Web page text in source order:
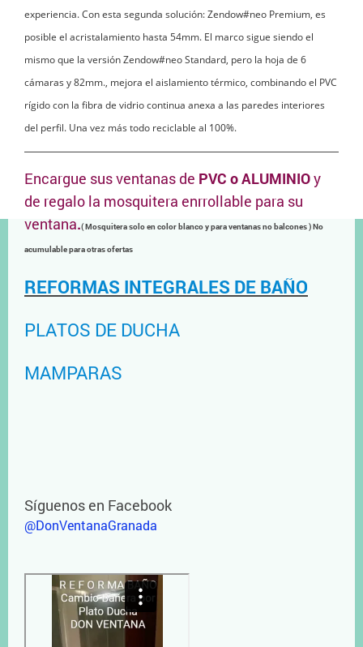
experiencia. Con esta segunda solución: Zendow#neo Premium, es
posible el acristalamiento hasta 54mm. El marco sigue siendo el
mismo que la versión Zendow#neo Standard, pero la hoja de 6
cámaras y 82mm., mejora el aislamiento térmico, combinando el PVC
rígido con la fibra de vidrio continua anexa a las paredes interiores
del perfil. Una vez más todo reciclable al 100%.
Encargue sus ventanas de PVC o ALUMINIOy
de regalo la mosquitera enrrollable para su
ventana.( Mosquitera solo en color blanco y para ventanas no balcones ) No
acumulable para otras ofertas
REFORMAS INTEGRALES DE BAÑO
PLATOS DE DUCHA
MAMPARAS
Síguenos en Facebook
@DonVentanaGranada